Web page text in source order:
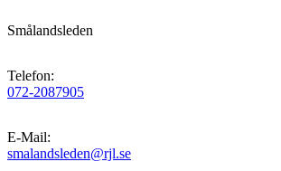
Smålandsleden
Telefon:
072-2087905
E-Mail:
smalandsleden@rjl.se